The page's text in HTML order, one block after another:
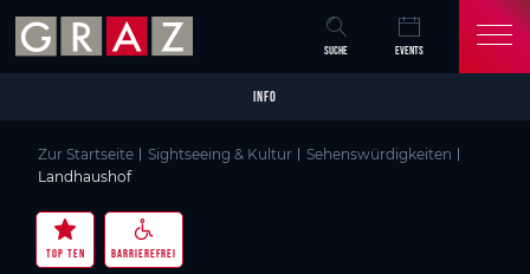
Skip to main content
Skip to table of contents
Skip to main navigation
SUCHE EVENTS
INFO
Zur Startseite Sightseeing & Kultur
Sehenswürdigkeiten
Landhaushof
TOP TEN BARRIEREFREI